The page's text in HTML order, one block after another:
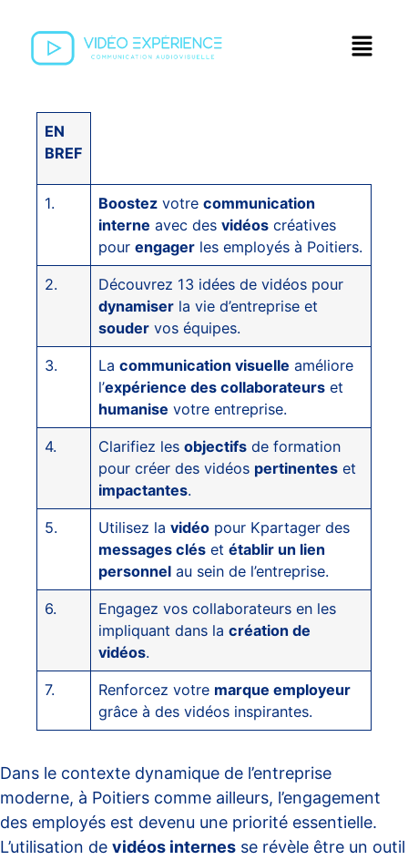
EN
BREF
1. Boostez votrecommunication
interne avec desvidéos créatives
pourengager les employés à Poitiers.
2.
Découvrez 13 idées de vidéos pour
dynamiser la vie d’entreprise et
souder vos équipes.
3. Lacommunication visuelle améliore
l’expérience des collaborateurs et
humanise votre entreprise.
4. Clarifiez lesobjectifs de formation
pour créer des vidéos pertinentes et
impactantes.
5. Utilisez lavidéo pour Kpartager des
messages clés etétablir un lien
personnel au sein de l’entreprise.
6.
Engagez vos collaborateurs en les
impliquant dans lacréation de
vidéos.
7. Renforcez votre marque employeur
grâce à des vidéos inspirantes.
Dans le contexte dynamique de l’entreprise
moderne, à Poitiers comme ailleurs, l’engagement
des employés est devenu une priorité essentielle.
L’utilisation de vidéos internes se révèle être un outil